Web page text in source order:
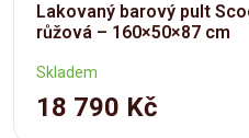
Lakovaný barový pult
růžová – 160×50×87 cm
Skladem
18 790 Kč